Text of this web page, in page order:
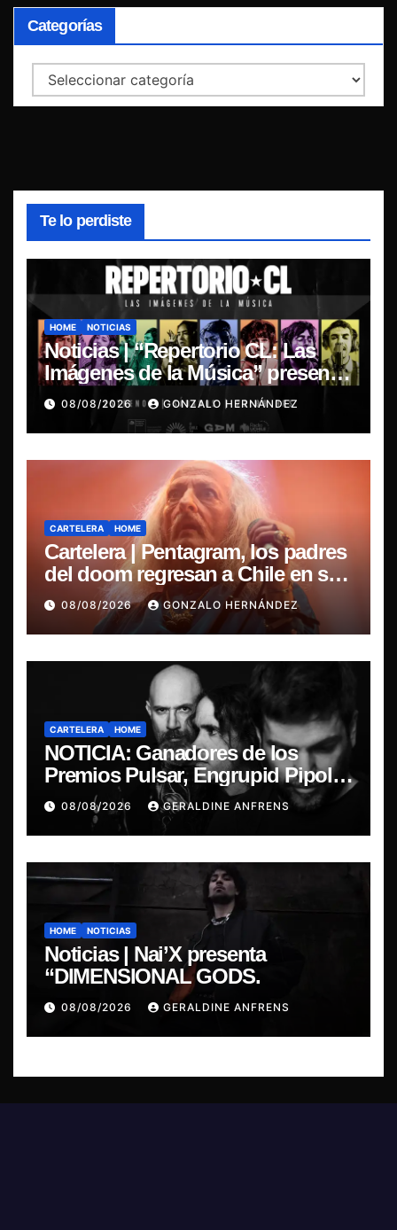
Categorías
Categorías
Te lo perdiste
HOME NOTICIAS
Noticias | “Repertorio CL: Las
Imágenes de la Música” presenta
la esencia del nuevo sonido
nacional
08/08/2026 GONZALO HERNÁNDEZ
CARTELERA HOME
Cartelera | Pentagram, los padres
del doom regresan a Chile en su
última misa
08/08/2026 GONZALO HERNÁNDEZ
CARTELERA HOME
NOTICIA: Ganadores de los
Premios Pulsar, Engrupid Pipol
presentan show exclusivo.
08/08/2026 GERALDINE ANFRENS
HOME NOTICIAS
Noticias | Nai’X presenta
“DIMENSIONAL GODS.
08/08/2026 GERALDINE ANFRENS